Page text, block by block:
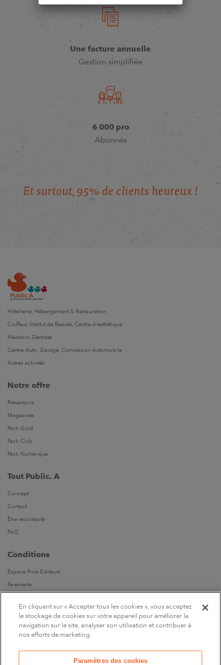
Une facture annuelle
Gestion simplifiée
6 000 pro
Abonnés
Et surtout, 95% de clients heureux !
Hôtellerie, Hébergement & Restauration
Coiffeur, Institut de Beauté, Centre d'esthétique
Médecin, Dentiste
Centre Auto, Garage, Concession Automobile
Autres activités
Notre offre
Présentoirs
Magazines
Pack Gold
Pack Club
Pack Numérique
Tout Public. A
Concept
Contact
Être recontacté
FAQ
Conditions
Espace Privé Editeurs
Paiements
Parrainages
Suivez-nous
En cliquant sur « Accepter tous les cookies », vous acceptez
le stockage de cookies sur votre appareil pour améliorer la
navigation sur le site, analyser son utilisation et contribuer à
nos efforts de marketing.
Paramètres des cookies